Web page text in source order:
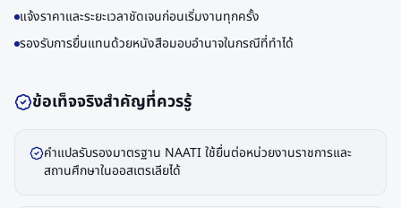
แจ้งราคาและระยะเวลาชัดเจนก่อนเริ่มงานทุกครั้ง
รองรับการยื่นแทนด้วยหนังสือมอบอำนาจในกรณีที่ทำได้
ข้อเท็จจริงสำคัญที่ควรรู้
คำแปลรับรองมาตรฐาน NAATI ใช้ยื่นต่อหน่วยงานราชการและ
สถานศึกษาในออสเตรเลียได้